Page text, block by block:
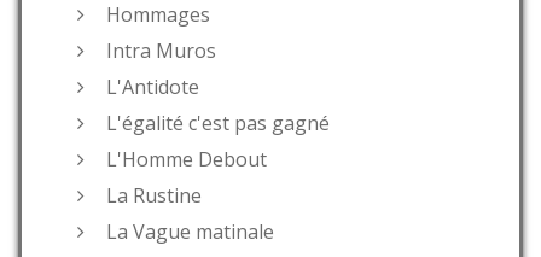
Hommages
Intra Muros
L'Antidote
L'égalité c'est pas gagné
L'Homme Debout
La Rustine
La Vague matinale